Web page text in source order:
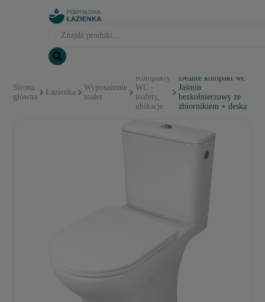
Strona
główna
Łazienka
Wyposażenie
toalet
Kompakty
WC -
toalety,
ubikacje
Deante kompakt wc
Jaśmin
bezkołnierzowy ze
zbiornikiem + deska